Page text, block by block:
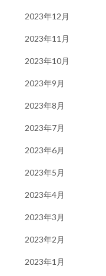
2023年12月
2023年11月
2023年10月
2023年9月
2023年8月
2023年7月
2023年6月
2023年5月
2023年4月
2023年3月
2023年2月
2023年1月